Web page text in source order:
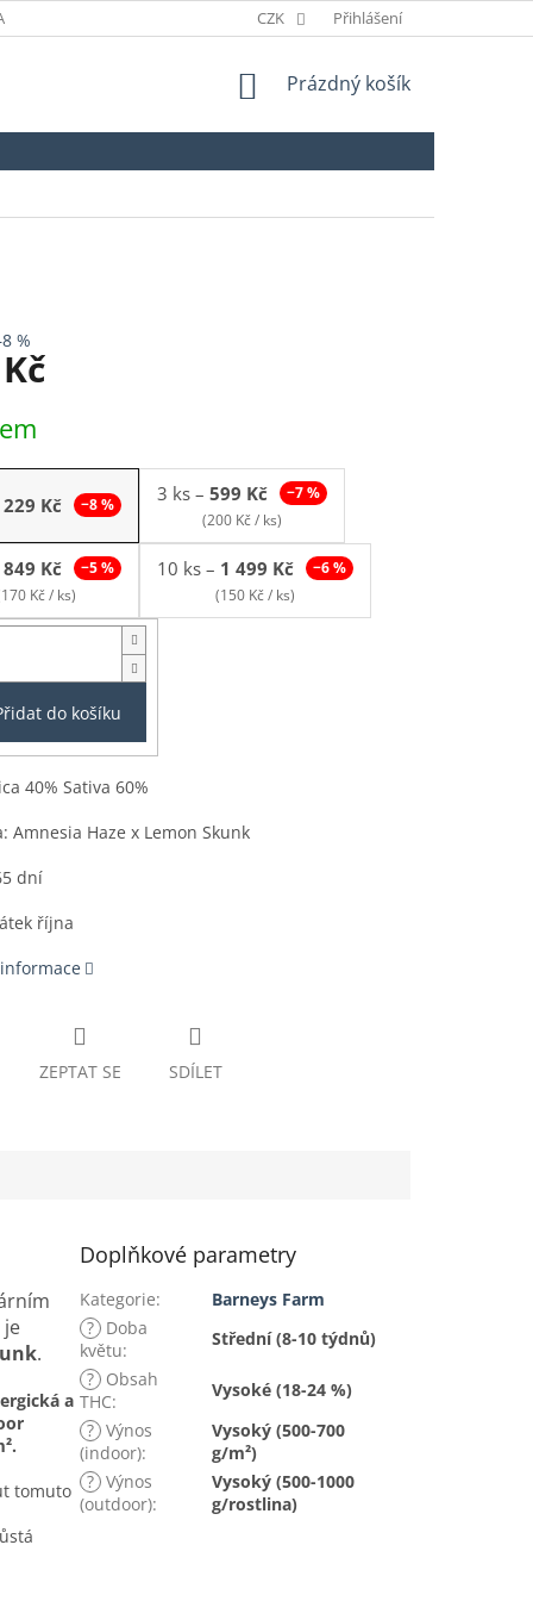
ZNAČKY ODSTOUPENÍ OD SMLOUVY
CZK Přihlášení
NÁKUPNÍ
Prázdný košík
%
229 Kč −8 % 3 ks – 599 Kč
−7 %
(200 Kč / ks)
849 Kč
−5 %
Kč / ks)
10 ks – 1 499 Kč
−6 %
(150 Kč / ks)
do košíku
40% Sativa 60%
Amnesia Haze x Lemon Skunk
dní
října
ZEPTAT SE SDÍLET
je
.
a
tomuto
Doplňkové parametry
Kategorie:
Barneys Farm
? Doba
květu:
Střední (8-10 týdnů)
? Obsah
THC:
Vysoké (18-24 %)
? Výnos
(indoor):
Vysoký (500-700
g/m²)
? Výnos
(outdoor):
Vysoký (500-1000
g/rostlina)